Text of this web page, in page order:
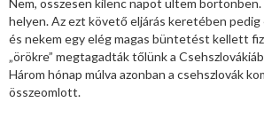
Nem, összesen kilenc napot ültem
helyen. Az ezt követő eljárás keretében
és nekem egy elég magas büntetést kellett
„örökre” megtagadták tőlünk a
Három hónap múlva azonban a csehszlovák
összeomlott.